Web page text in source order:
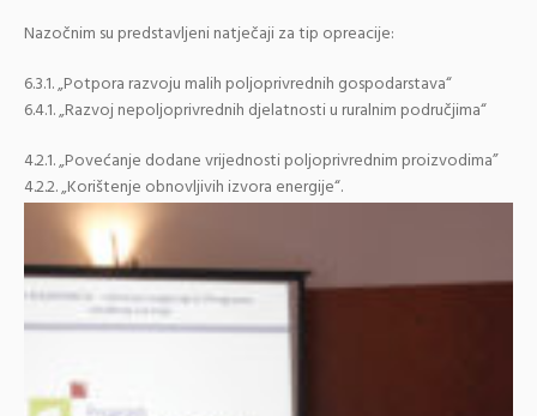
Nazočnim su predstavljeni natječaji za tip opreacije:
6.3.1. „Potpora razvoju malih poljoprivrednih gospodarstava“
6.4.1. „Razvoj nepoljoprivrednih djelatnosti u ruralnim područjima“
4.2.1. „Povećanje dodane vrijednosti poljoprivrednim proizvodima”
4.2.2. „Korištenje obnovljivih izvora energije“.